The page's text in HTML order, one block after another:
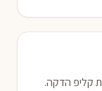
את קליפ הדקה.